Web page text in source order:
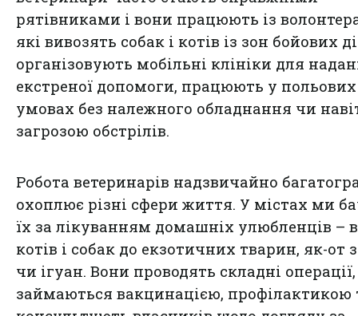
рятівниками і вони працюють із
які вивозять собак і котів із зон бойових
організовують мобільні клініки для
екстреної допомоги, працюють у польових
умовах без належного обладнання чи
загрозою обстрілів.
Робота ветеринарів надзвичайно
охоплює різні сфери життя. У містах ми
їх за лікуванням домашніх улюбленців –
котів і собак до екзотичних тварин, як-от
чи ігуан. Вони проводять складні операції,
займаються вакцинацією, профілактикою